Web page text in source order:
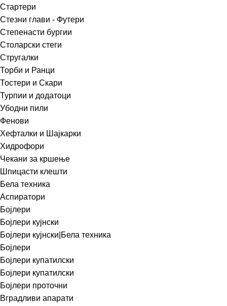
Стартери
Стезни глави - Футери
Степенасти бургии
Столарски стеги
Стругалки
Торби и Ранци
Тостери и Скари
Турпии и додатоци
Убодни пили
Фенови
Хефталки и Шајкарки
Хидрофори
Чекани за кршење
Шпицасти клешти
Бела техника
Аспиратори
Бојлери
Бојлери кујнски
Бојлери кујнски|Бела техника
Бојлери
Бојлери купатилски
Бојлери купатилски
Бојлери проточни
Вградливи апарати